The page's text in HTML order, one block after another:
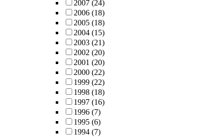
2007 (24)
2006 (18)
2005 (18)
2004 (15)
2003 (21)
2002 (20)
2001 (20)
2000 (22)
1999 (22)
1998 (18)
1997 (16)
1996 (7)
1995 (6)
1994 (7)